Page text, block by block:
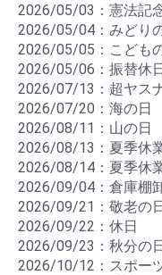
2026/05/03：憲法記
2026/05/04：みどり
2026/05/05：こども
2026/05/06：振替休
2026/07/13：超ヤス
2026/07/20：海の日
2026/08/11：山の日
2026/08/13：夏季休
2026/08/14：夏季休
2026/09/04：倉庫棚
2026/09/21：敬老の
2026/09/22：休日
2026/09/23：秋分の
2026/10/12：スポー